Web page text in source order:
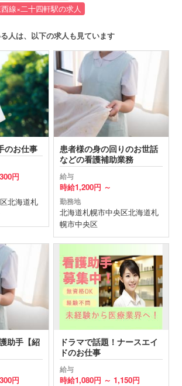
線×二十四軒駅の求人
人は、以下の求人も見ています
のお仕事
円
北海道札
患者様の身の回りのお世話
などの看護補助業務
給与
時給1,200円 ～
勤務地
北海道札幌市中央区北海道札
幌市中央区
助手【紹
円
ドラマで話題！ナースエイ
ドのお仕事
給与
時給1,080円 ～ 1,150円